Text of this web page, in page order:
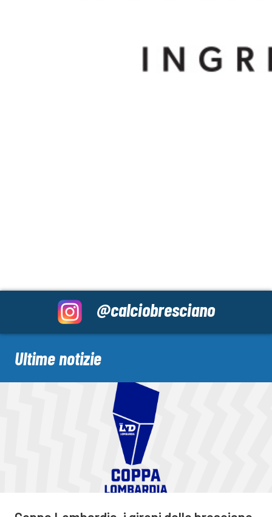
@calciobresciano
Ultime notizie